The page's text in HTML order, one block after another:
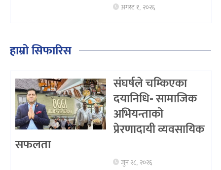
अगस्ट १, २०२६
हाम्रो सिफारिस
संघर्षले चम्किएका
दयानिधि- सामाजिक
अभियन्ताको
प्रेरणादायी व्यवसायिक
सफलता
जुन २८, २०२६